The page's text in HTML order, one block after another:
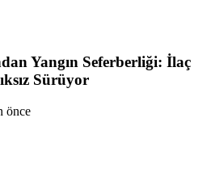
Yangın Seferberliği: İlaç
Sürüyor
önce